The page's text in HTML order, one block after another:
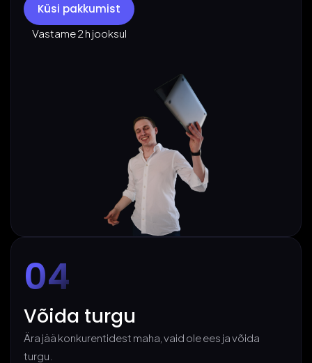
Küsi pakkumist
Vastame 2 h jooksul
04
Võida turgu
Ära jää konkurentidest maha, vaid ole ees ja võida
turgu.